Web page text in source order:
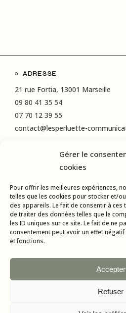
Gérer le
cookies
Pour offrir les meilleures expériences,
telles que les cookies pour stocker et/
des appareils. Le fait de consentir à
de traiter des données telles que le
les ID uniques sur ce site. Le fait de ne
consentement peut avoir un effet
et fonctions.
Accepter
Refuser
ADRESSE
21 rue Fortia, 13001 Marseille
09 80 41 35 54
07 70 12 39 55
contact@lesperluette-
RÉSEAUX SOCIAUX
LinkedIn
Facebook